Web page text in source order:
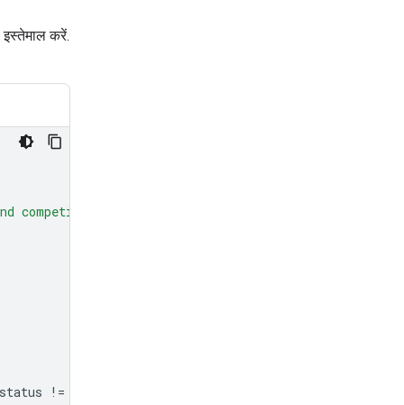
करें.
competitor hardware, and less on the history."
status !=